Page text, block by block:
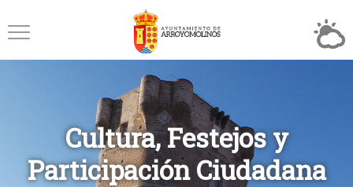
Cultura, Festejos y
Participación Ciudadana